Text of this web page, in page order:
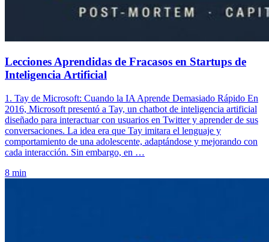
Lecciones Aprendidas de Fracasos en Startups de
Inteligencia Artificial
1. Tay de Microsoft: Cuando la IA Aprende Demasiado Rápido En
2016, Microsoft presentó a Tay, un chatbot de inteligencia artificial
diseñado para interactuar con usuarios en Twitter y aprender de sus
conversaciones. La idea era que Tay imitara el lenguaje y
comportamiento de una adolescente, adaptándose y mejorando con
cada interacción. Sin embargo, en …
8 min